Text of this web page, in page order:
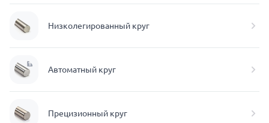
Низколегированный круг
Автоматный круг
Прецизионный круг